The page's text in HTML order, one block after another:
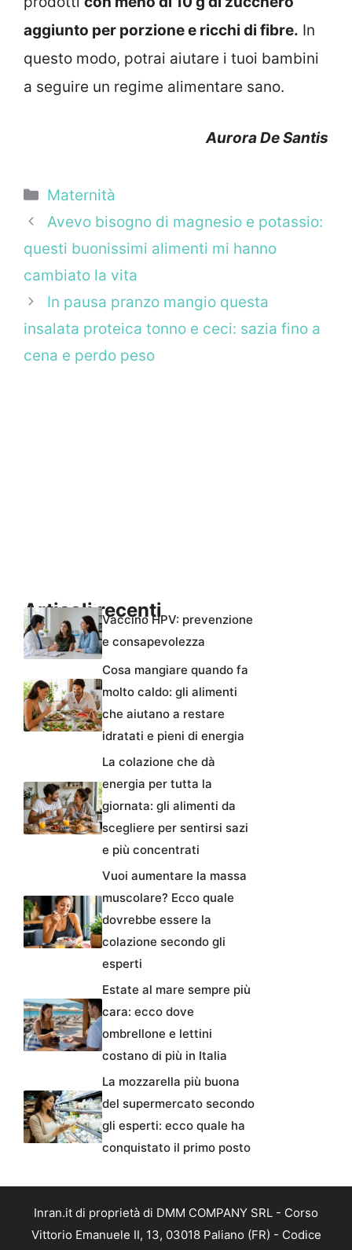
aggiunto per porzione e ricchi di fibre. In
questo modo, potrai aiutare i tuoi bambini
a seguire un regime alimentare sano.
Aurora De Santis
Categorie
Maternità
Avevo bisogno di magnesio e potassio:
questi buonissimi alimenti mi hanno
cambiato la vita
In pausa pranzo mangio questa
insalata proteica tonno e ceci: sazia fino a
cena e perdo peso
Articoli recentiVaccino HPV: prevenzione
e consapevolezza
Cosa mangiare quando fa
molto caldo: gli alimenti
che aiutano a restare
idratati e pieni di energia
La colazione che dà
energia per tutta la
giornata: gli alimenti da
scegliere per sentirsi sazi
e più concentrati
Vuoi aumentare la massa
muscolare? Ecco quale
dovrebbe essere la
colazione secondo gli
esperti
Estate al mare sempre più
cara: ecco dove
ombrellone e lettini
costano di più in Italia
La mozzarella più buona
del supermercato secondo
gli esperti: ecco quale ha
conquistato il primo posto
Inran.it di proprietà di DMM COMPANY SRL - Corso
Vittorio Emanuele II, 13, 03018 Paliano (FR) - Codice